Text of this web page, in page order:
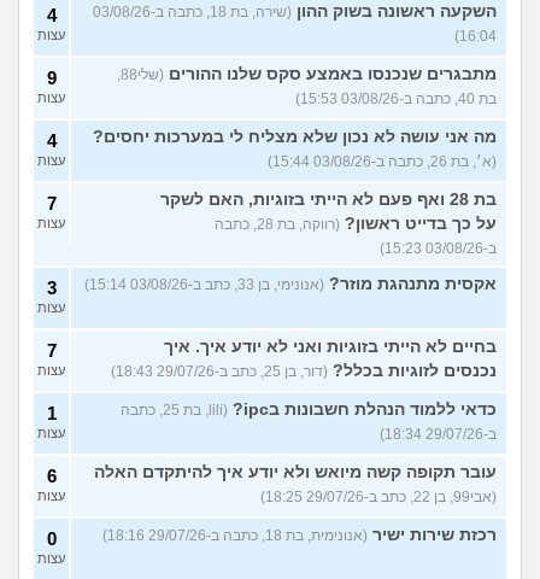
השקעה ראשונה בשוק ההון
(שירה, בת 18, כתבה ב-03/08/26
16:04)
4
עצות
מתבגרים שנכנסו באמצע סקס שלנו ההורים
(שלי88,
בת 40, כתבה ב-03/08/26 15:53)
9
עצות
מה אני עושה לא נכון שלא מצליח לי במערכות יחסים?
(א׳, בת 26, כתבה ב-03/08/26 15:44)
4
עצות
בת 28 ואף פעם לא הייתי בזוגיות, האם לשקר
על כך בדייט ראשון?
(רווקה, בת 28, כתבה
ב-03/08/26 15:23)
7
עצות
אקסית מתנהגת מוזר? (אנונימי, בן 33, כתב ב-03/08/26 15:14) 3
עצות
בחיים לא הייתי בזוגיות ואני לא יודע איך. איך
נכנסים לזוגיות בכלל? (דור, בן 25, כתב ב-29/07/26 18:43)
7
עצות
כדאי ללמוד הנהלת חשבונות בipc?
(lili, בת 25, כתבה
ב-29/07/26 18:34)
1
עצות
עובר תקופה קשה מיואש ולא יודע איך להיתקדם האלה
(אבי99, בן 22, כתב ב-29/07/26 18:25)
6
עצות
רכזת שירות ישיר (אנונימית, בת 18, כתבה ב-29/07/26 18:16) 0
עצות